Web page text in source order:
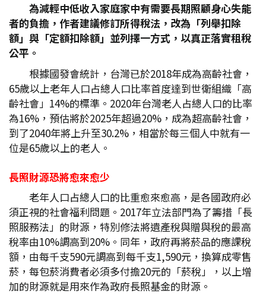
為減輕中低收入家庭家中有需要長期照顧身心失能
者的負擔，作者建議修訂所得稅法，改為「列舉扣除
額」與「定額扣除額」並列擇一方式，以真正落實租稅
公平。
根據國發會統計，台灣已於2018年成為高齡社會，
65歲以上老年人口占總人口比率首度達到世衛組織「高
齡社會」14%的標準。2020年台灣老人占總人口的比率
為16%，預估將於2025年超過20%，成為超高齡社會，
到了2040年將上升至30.2%，相當於每三個人中就有一
位是65歲以上的老人。
長照財源恐將愈來愈少
老年人口占總人口的比重愈來愈高，是各國政府必
須正視的社會福利問題。2017年立法部門為了籌措「長
照服務法」的財源，特別修法將遺產稅與贈與稅的最高
稅率由10%調高到20%。同年，政府再將菸品的應課稅
額，由每千支590元調高到每千支1,590元，換算成零售
菸，每包菸消費者必須多付擔20元的「菸稅」，以上增
加的財源就是用來作為政府長照基金的財源。